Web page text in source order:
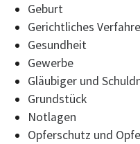
Geburt
Gerichtliches
Gesundheit
Gewerbe
Gläubiger und
Grundstück
Notlagen
Opferschutz und